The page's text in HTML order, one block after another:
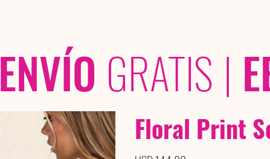
Floral Print
Precio
ENVÍO GRATIS |
COLECCIONES / /